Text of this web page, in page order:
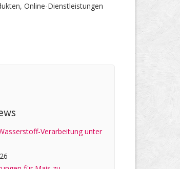
Online-Dienstleistungen
Verarbeitung unter